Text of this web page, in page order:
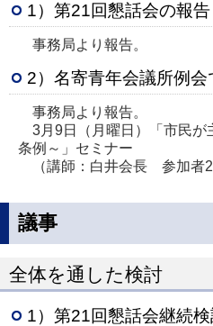
1）第21回懇話会の報告
事務局より報告。
2）名寄青年会議所例
事務局より報告。
3月9日（月曜日）「市民が
条例～」セミナー
（講師：白井会長 参加者
議事
全体を通した検討
1）第21回懇話会継続